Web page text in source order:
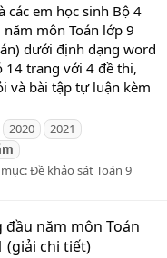
các em học sinh Bộ 4
môn Toán lớp 9
dưới định dạng word
14 trang với 4 đề thi,
và bài tập tự luận kèm
2020
2021
Đề khảo sát Toán 9
năm môn Toán
(giải chi tiết)